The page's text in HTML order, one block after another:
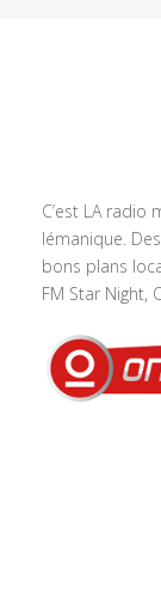
C’est LA radio
lémanique.
bons plans
FM Star Night,